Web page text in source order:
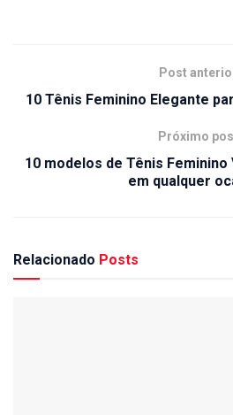
Post
10 Tênis Feminino Elegante
Próximo
10 modelos de Tênis
em qualquer
Relacionado Posts